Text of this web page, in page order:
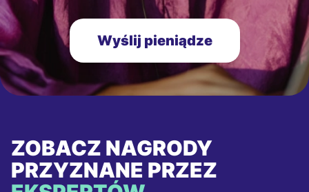
Wyślij pieniądze
ZOBACZ NAGRODY
PRZYZNANE PRZEZ